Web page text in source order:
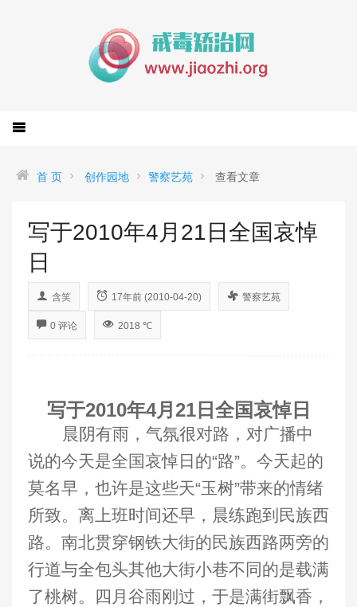
首 页 创作园地 警察艺苑 查看文章
写于2010年4月21日全国哀悼
日
含笑 17年前 (2010-04-20) 警察艺苑
0 评论 2018 ℃
写于2010年4月21日全国哀悼日
晨阴有雨，气氛很对路，对广播中
说的今天是全国哀悼日的“路”。今天起的
莫名早，也许是这些天“玉树”带来的情绪
所致。离上班时间还早，晨练跑到民族西
路。南北贯穿钢铁大街的民族西路两旁的
行道与全包头其他大街小巷不同的是载满
了桃树。四月谷雨刚过，于是满街飘香，